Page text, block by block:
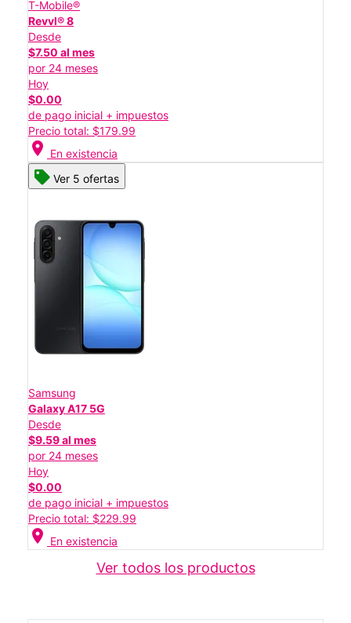
T-Mobile®
Revvl® 8
Desde
$7.50 al mes
por 24 meses
Hoy
$0.00
de pago inicial + impuestos
Precio total: $179.99
location_on En existencia
Ver 5 ofertas
Samsung
Galaxy A17 5G
Desde
$9.59 al mes
por 24 meses
Hoy
$0.00
de pago inicial + impuestos
Precio total: $229.99
location_on En existencia
Ver todos los productos